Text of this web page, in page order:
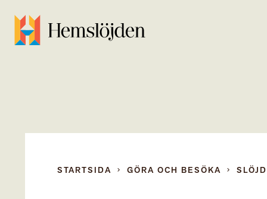
STARTSIDA GÖRA OCH BESÖKA